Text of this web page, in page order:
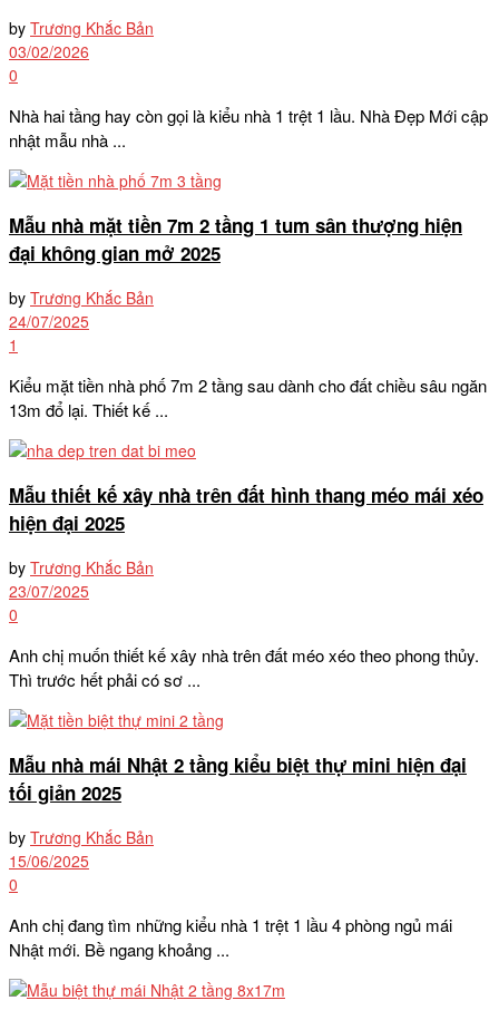
by Trương Khắc Bản
03/02/2026
0
Nhà hai tầng hay còn gọi là kiểu nhà 1 trệt 1 lầu. Nhà Đẹp Mới cập
nhật mẫu nhà ...
Mẫu nhà mặt tiền 7m 2 tầng 1 tum sân thượng hiện
đại không gian mở 2025
by Trương Khắc Bản
24/07/2025
1
Kiểu mặt tiền nhà phố 7m 2 tầng sau dành cho đất chiều sâu ngăn
13m đổ lại. Thiết kế ...
Mẫu thiết kế xây nhà trên đất hình thang méo mái xéo
hiện đại 2025
by Trương Khắc Bản
23/07/2025
0
Anh chị muốn thiết kế xây nhà trên đất méo xéo theo phong thủy.
Thì trước hết phải có sơ ...
Mẫu nhà mái Nhật 2 tầng kiểu biệt thự mini hiện đại
tối giản 2025
by Trương Khắc Bản
15/06/2025
0
Anh chị đang tìm những kiểu nhà 1 trệt 1 lầu 4 phòng ngủ mái
Nhật mới. Bề ngang khoảng ...